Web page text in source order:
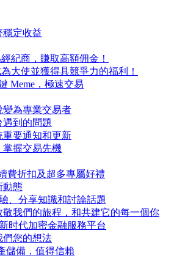
穩定收益
紀商，賺取高額佣金！
為大使並獲得具競爭力的福利！
Meme，極速交易
變為專業交易者
遇到的問題
重要通知和更新
掌握交易先機
費折扣及超多專屬好禮
動態
、分享知識和討論話題
敬我們的旅程，和共建它的每一個你
时代加密金融服務平台
們您的想法
儲備，值得信賴